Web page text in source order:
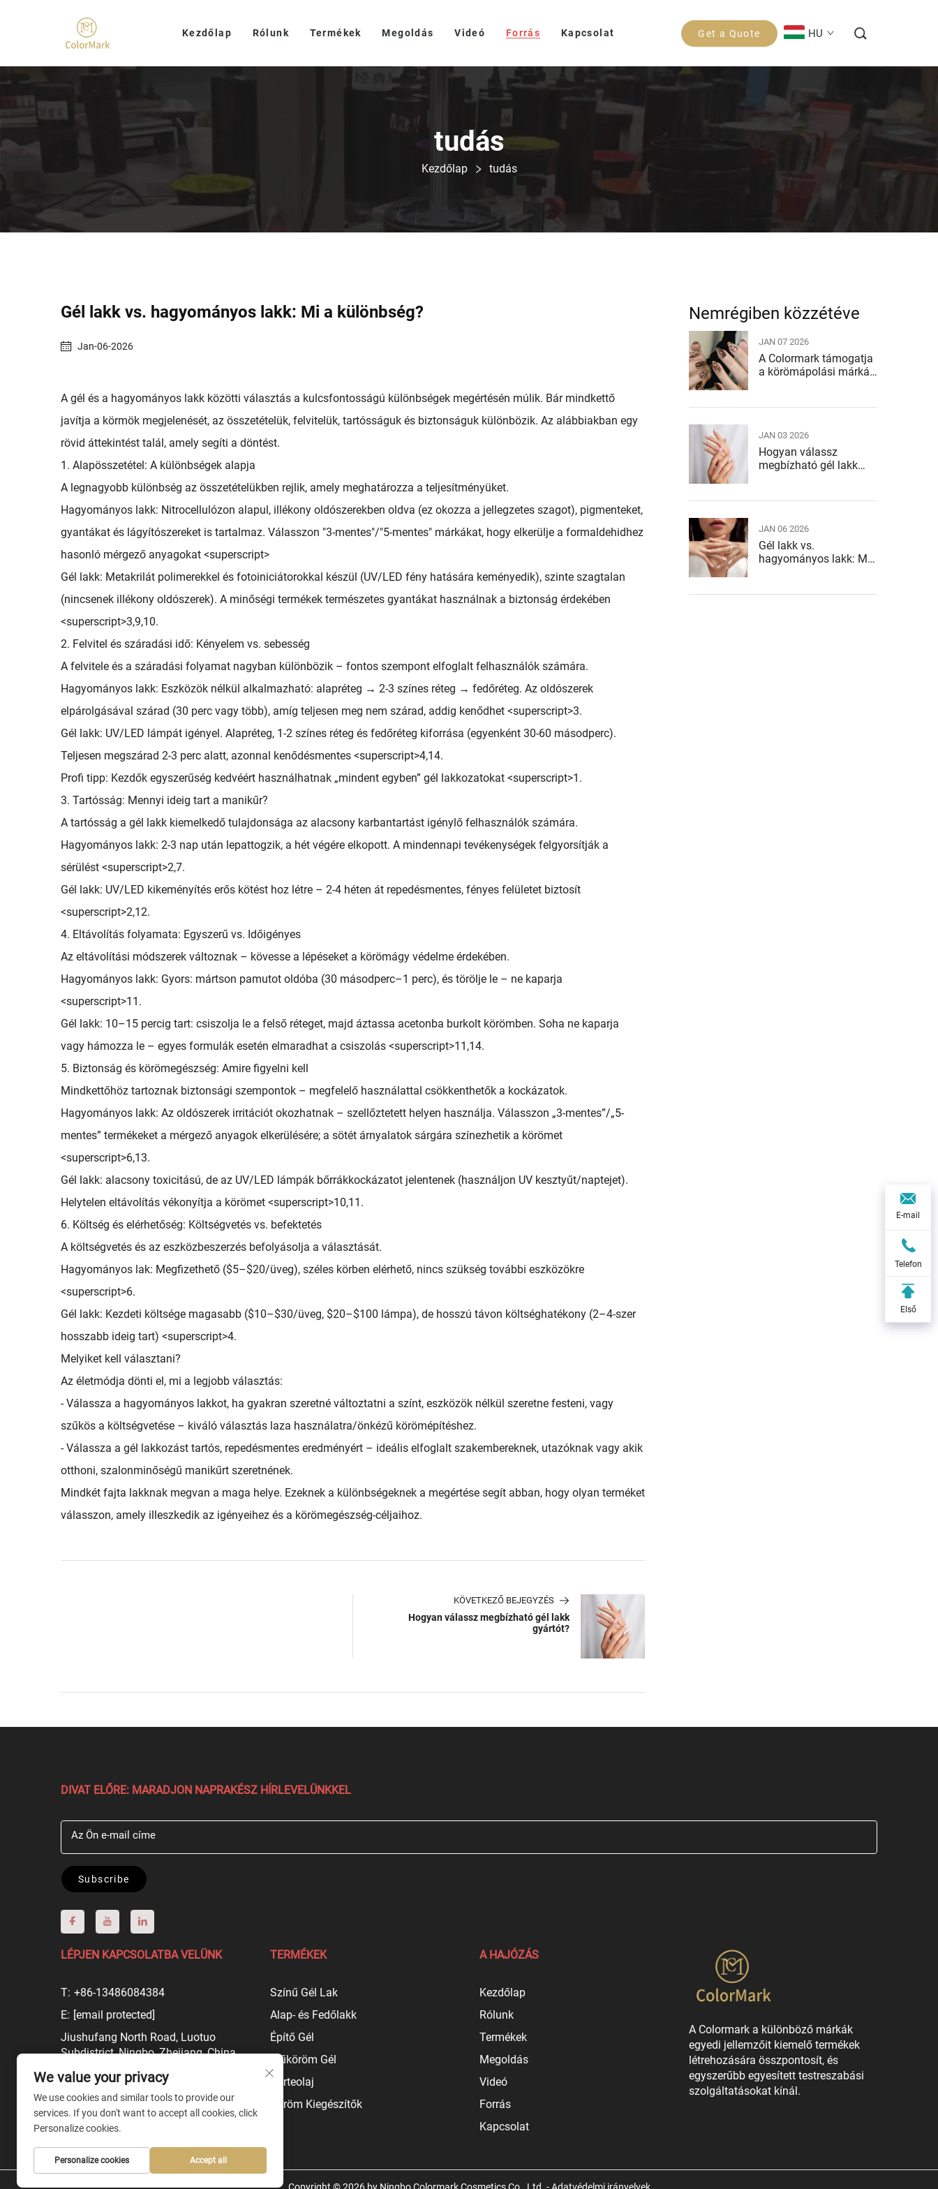
Kezdőlap Rólunk Termékek Megoldás Videó Forrás Kapcsolat Get a Quote HU
tudás
Kezdőlap tudás
Gél lakk vs. hagyományos lakk: Mi a különbség?
Jan-06-2026
A gél és a hagyományos lakk közötti választás a kulcsfontosságú különbségek megértésén múlik. Bár mindkettő
javítja a körmök megjelenését, az összetételük, felvitelük, tartósságuk és biztonságuk különbözik. Az alábbiakban egy
rövid áttekintést talál, amely segíti a döntést.
1. Alapösszetétel: A különbségek alapja
A legnagyobb különbség az összetételükben rejlik, amely meghatározza a teljesítményüket.
Hagyományos lakk: Nitrocellulózon alapul, illékony oldószerekben oldva (ez okozza a jellegzetes szagot), pigmenteket,
gyantákat és lágyítószereket is tartalmaz. Válasszon "3-mentes"/"5-mentes" márkákat, hogy elkerülje a formaldehidhez
hasonló mérgező anyagokat <superscript>
Gél lakk: Metakrilát polimerekkel és fotoiniciátorokkal készül (UV/LED fény hatására keményedik), szinte szagtalan
(nincsenek illékony oldószerek). A minőségi termékek természetes gyantákat használnak a biztonság érdekében
<superscript>3,9,10.
2. Felvitel és száradási idő: Kényelem vs. sebesség
A felvitele és a száradási folyamat nagyban különbözik – fontos szempont elfoglalt felhasználók számára.
Hagyományos lakk: Eszközök nélkül alkalmazható: alapréteg → 2-3 színes réteg → fedőréteg. Az oldószerek
elpárolgásával szárad (30 perc vagy több), amíg teljesen meg nem szárad, addig kenődhet <superscript>3.
Gél lakk: UV/LED lámpát igényel. Alapréteg, 1-2 színes réteg és fedőréteg kiforrása (egyenként 30-60 másodperc).
Teljesen megszárad 2-3 perc alatt, azonnal kenődésmentes <superscript>4,14.
Profi tipp: Kezdők egyszerűség kedvéért használhatnak „mindent egyben” gél lakkozatokat <superscript>1.
3. Tartósság: Mennyi ideig tart a manikűr?
A tartósság a gél lakk kiemelkedő tulajdonsága az alacsony karbantartást igénylő felhasználók számára.
Hagyományos lakk: 2-3 nap után lepattogzik, a hét végére elkopott. A mindennapi tevékenységek felgyorsítják a
sérülést <superscript>2,7.
Gél lakk: UV/LED kikeményítés erős kötést hoz létre – 2-4 héten át repedésmentes, fényes felületet biztosít
<superscript>2,12.
4. Eltávolítás folyamata: Egyszerű vs. Időigényes
Az eltávolítási módszerek változnak – kövesse a lépéseket a körömágy védelme érdekében.
Hagyományos lakk: Gyors: mártson pamutot oldóba (30 másodperc–1 perc), és törölje le – ne kaparja
<superscript>11.
Gél lakk: 10–15 percig tart: csiszolja le a felső réteget, majd áztassa acetonba burkolt körömben. Soha ne kaparja
vagy hámozza le – egyes formulák esetén elmaradhat a csiszolás <superscript>11,14.
5. Biztonság és körömegészség: Amire figyelni kell
Mindkettőhöz tartoznak biztonsági szempontok – megfelelő használattal csökkenthetők a kockázatok.
Hagyományos lakk: Az oldószerek irritációt okozhatnak – szellőztetett helyen használja. Válasszon „3-mentes”/„5-
mentes” termékeket a mérgező anyagok elkerülésére; a sötét árnyalatok sárgára színezhetik a körömet
<superscript>6,13.
Gél lakk: alacsony toxicitású, de az UV/LED lámpák bőrrákkockázatot jelentenek (használjon UV kesztyűt/naptejet).
Helytelen eltávolítás vékonyítja a körömet <superscript>10,11.
6. Költség és elérhetőség: Költségvetés vs. befektetés
A költségvetés és az eszközbeszerzés befolyásolja a választását.
Hagyományos lak: Megfizethető ($5–$20/üveg), széles körben elérhető, nincs szükség további eszközökre
<superscript>6.
Gél lakk: Kezdeti költsége magasabb ($10–$30/üveg, $20–$100 lámpa), de hosszú távon költséghatékony (2–4-szer
hosszabb ideig tart) <superscript>4.
Melyiket kell választani?
Az életmódja dönti el, mi a legjobb választás:
- Válassza a hagyományos lakkot, ha gyakran szeretné változtatni a színt, eszközök nélkül szeretne festeni, vagy
szűkös a költségvetése – kiváló választás laza használatra/önkézű körömépítéshez.
- Válassza a gél lakkozást tartós, repedésmentes eredményért – ideális elfoglalt szakembereknek, utazóknak vagy akik
otthoni, szalonminőségű manikűrt szeretnének.
Mindkét fajta lakknak megvan a maga helye. Ezeknek a különbségeknek a megértése segít abban, hogy olyan terméket
válasszon, amely illeszkedik az igényeihez és a körömegészség-céljaihoz.
KÖVETKEZŐ BEJEGYZÉS
Hogyan válassz megbízható gél lakk
gyártót?
Nemrégiben közzétéve
JAN 07 2026
A Colormark támogatja
a körömápolási márkák
JAN 03 2026
Hogyan válassz
megbízható gél lakk
JAN 06 2026
Gél lakk vs.
hagyományos lakk: Mi
E-mail
Telefon
Első
DIVAT ELŐRE: MARADJON NAPRAKÉSZ HÍRLEVELÜNKKEL
Az Ön e-mail címe
Subscribe
LÉPJEN KAPCSOLATBA VELÜNK
T: +86-13486084384
E: [email protected]
Jiushufang North Road, Luotuo
Subdistrict, Ningbo, Zhejiang, China
TERMÉKEK
Színű Gél Lak
Alap- és Fedőlakk
Építő Gél
Műköröm Gél
Körteolaj
Köröm Kiegészítők
A HAJÓZÁS
Kezdőlap
Rólunk
Termékek
Megoldás
Videó
Forrás
Kapcsolat
A Colormark a különböző márkák
egyedi jellemzőit kiemelő termékek
létrehozására összpontosít, és
egyszerűbb egyesített testreszabási
szolgáltatásokat kínál.
We value your privacy
We use cookies and similar tools to provide our
services. If you don't want to accept all cookies, click
Personalize cookies.
Personalize cookies Accept all